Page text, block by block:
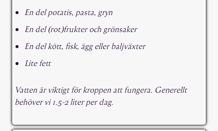
En del potatis, pasta, gryn
En del (rot)frukter och grönsaker
En del kött, fisk, ägg eller baljväxter
Lite fett
Vatten är viktigt för kroppen att fungera. Generellt
behöver vi 1.5-2 liter per dag.